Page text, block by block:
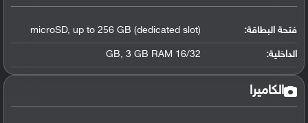
فتحة البطاقة: microSD, up to 256 GB (dedicated slot)
الداخلية: 16/32 GB, 3 GB RAM
الكاميرا